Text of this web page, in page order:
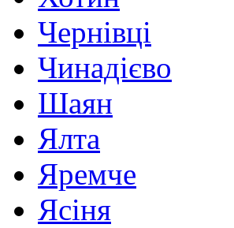
Чернівці
Чинадієво
Шаян
Ялта
Яремче
Ясіня